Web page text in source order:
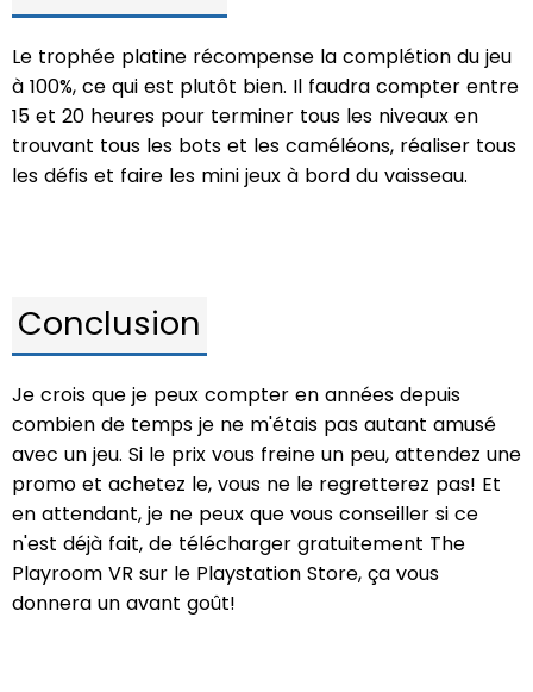
Le trophée platine récompense la complétion du jeu
à 100%, ce qui est plutôt bien. Il faudra compter entre
15 et 20 heures pour terminer tous les niveaux en
trouvant tous les bots et les caméléons, réaliser tous
les défis et faire les mini jeux à bord du vaisseau.
Conclusion
Je crois que je peux compter en années depuis
combien de temps je ne m'étais pas autant amusé
avec un jeu. Si le prix vous freine un peu, attendez une
promo et achetez le, vous ne le regretterez pas! Et
en attendant, je ne peux que vous conseiller si ce
n'est déjà fait, de télécharger gratuitement The
Playroom VR sur le Playstation Store, ça vous
donnera un avant goût!